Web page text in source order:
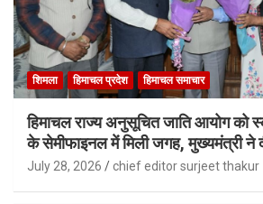
शिमला हिमाचल प्रदेश हिमाचल समाचार
हिमाचल राज्य अनुसूचित जाति आयोग को
के सेमीफाइनल में मिली जगह, मुख्यमंत्री ने
July 28, 2026 chief editor surjeet thakur